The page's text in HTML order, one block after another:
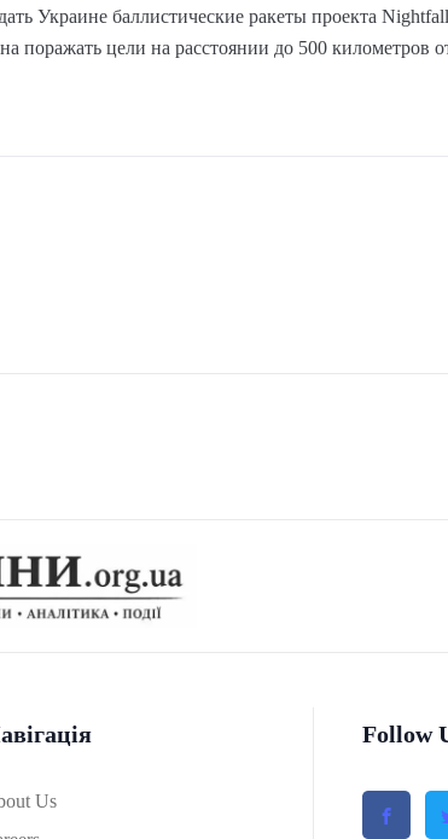
Украине баллистические ракеты проекта
поражать цели на расстоянии до 500 километров
Us
Follow